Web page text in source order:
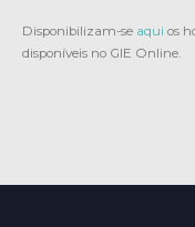
Disponibilizam-se aqui os
disponíveis no GIE Online.